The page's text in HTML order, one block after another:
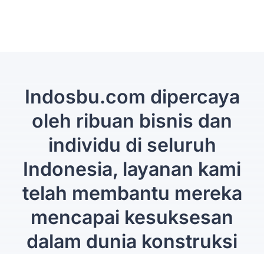
Indosbu.com dipercaya
oleh ribuan bisnis dan
individu di seluruh
Indonesia, layanan kami
telah membantu mereka
mencapai kesuksesan
dalam dunia konstruksi